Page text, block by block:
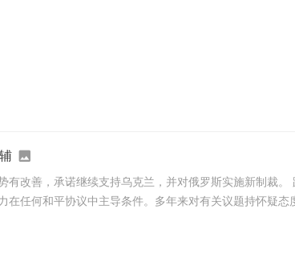
并对俄罗斯实施新制裁。 路透社报道，获邀参与峰会的乌克兰总统泽连斯基及
任何和平协议中主导条件。多年来对有关议题持怀疑态